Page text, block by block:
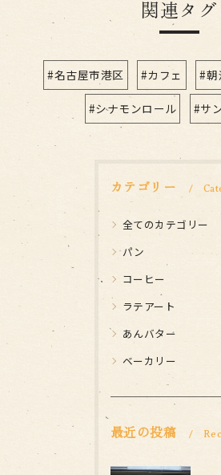
関連タグ
#名古屋市港区 #カフェ #朝
#シナモンロール #サ
カテゴリー
全てのカテゴリー
パン
コーヒー
ラテアート
あんバター
ベーカリー
最近の投稿